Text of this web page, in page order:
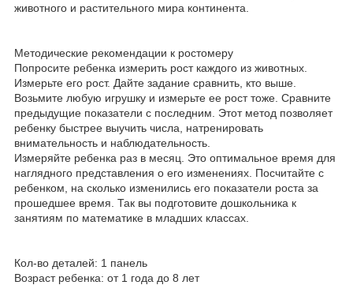
животного и растительного мира континента.
Методические рекомендации к ростомеру
Попросите ребенка измерить рост каждого из животных.
Измерьте его рост. Дайте задание сравнить, кто выше.
Возьмите любую игрушку и измерьте ее рост тоже. Сравните
предыдущие показатели с последним. Этот метод позволяет
ребенку быстрее выучить числа, натренировать
внимательность и наблюдательность.
Измеряйте ребенка раз в месяц. Это оптимальное время для
наглядного представления о его изменениях. Посчитайте с
ребенком, на сколько изменились его показатели роста за
прошедшее время. Так вы подготовите дошкольника к
занятиям по математике в младших классах.
Кол-во деталей: 1 панель
Возраст ребенка: от 1 года до 8 лет